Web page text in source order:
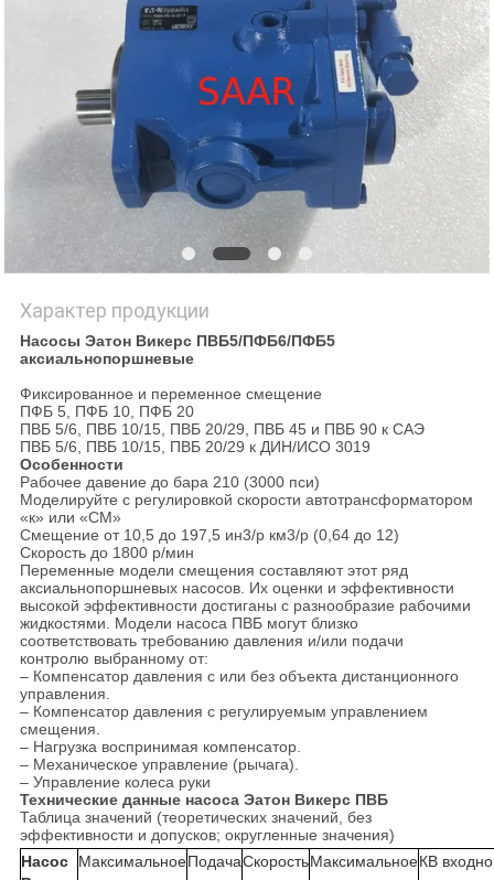
Характер продукции
Насосы Эатон Викерс ПВБ5/ПФБ6/ПФБ5
аксиальнопоршневые
Фиксированное и переменное смещение
ПФБ 5, ПФБ 10, ПФБ 20
ПВБ 5/6, ПВБ 10/15, ПВБ 20/29, ПВБ 45 и ПВБ 90 к САЭ
ПВБ 5/6, ПВБ 10/15, ПВБ 20/29 к ДИН/ИСО 3019
Особенности
Рабочее давение до бара 210 (3000 пси)
Моделируйте с регулировкой скорости автотрансформатором
«к» или «СМ»
Смещение от 10,5 до 197,5 ин3/р км3/р (0,64 до 12)
Скорость до 1800 р/мин
Переменные модели смещения составляют этот ряд
аксиальнопоршневых насосов. Их оценки и эффективности
высокой эффективности достиганы с разнообразие рабочими
жидкостями. Модели насоса ПВБ могут близко
соответствовать требованию давления и/или подачи
контролю выбранному от:
– Компенсатор давления с или без объекта дистанционного
управления.
– Компенсатор давления с регулируемым управлением
смещения.
– Нагрузка воспринимая компенсатор.
– Механическое управление (рычага).
– Управление колеса руки
Технические данные насоса Эатон Викерс ПВБ
Таблица значений (теоретических значений, без
эффективности и допусков; округленные значения)
Насос
МаксимальноеПодачаСкоростьМаксимальноеКВ